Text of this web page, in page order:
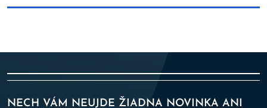
SPOLOČENSKÉ A
VYČESANÉ ÚČESY
NECH VÁM NEUJDE ŽIADNA NOVINKA ANI